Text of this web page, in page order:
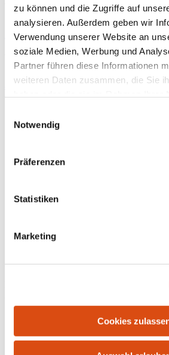
zu können und die Zugriffe auf
analysieren. Außerdem geben wir
Verwendung unserer Website an
soziale Medien, Werbung und
Partner führen diese Informationen
weiteren Daten zusammen, die Sie
Notwendig
Präferenzen
Statistiken
Marketing
Cookies
bersuch_altbau_kiez7
Zurück
bersuch_altbau_kiez7
admin2023-11-23T19:21:27+01:00
Bahnhofstr. 10 | 21255 Tostedt | Tel.:
Kontakt Impressum